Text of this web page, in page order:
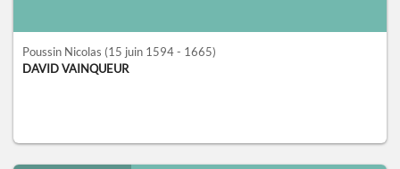
Poussin Nicolas (15 juin 1594 - 1665)
DAVID VAINQUEUR